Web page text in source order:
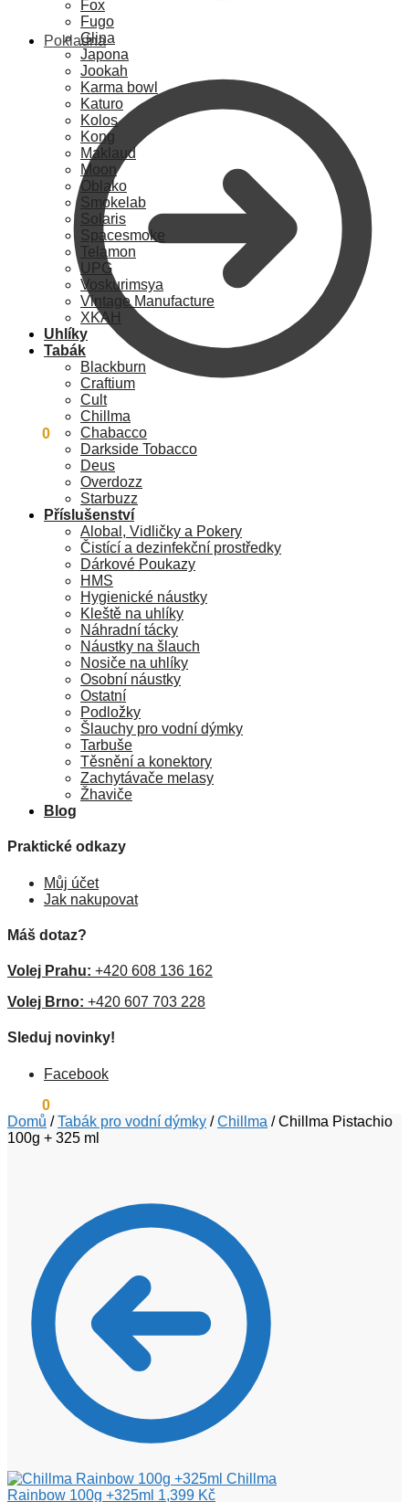
Pokladna
0
Fox
Fugo
Glina
Japona
Jookah
Karma bowl
Katuro
Kolos
Kong
Maklaud
Moon
Oblako
Smokelab
Solaris
Spacesmoke
Telamon
UPG
Voskurimsya
Vintage Manufacture
XKAH
Uhlíky
Tabák
Blackburn
Craftium
Cult
Chillma
Chabacco
Darkside Tobacco
Deus
Overdozz
Starbuzz
Příslušenství
Alobal, Vidličky a Pokery
Čistící a dezinfekční prostředky
Dárkové Poukazy
HMS
Hygienické náustky
Kleště na uhlíky
Náhradní tácky
Náustky na šlauch
Nosiče na uhlíky
Osobní náustky
Ostatní
Podložky
Šlauchy pro vodní dýmky
Tarbuše
Těsnění a konektory
Zachytávače melasy
Žhaviče
Blog
Praktické odkazy
Můj účet
Jak nakupovat
Máš dotaz?
Volej Prahu: +420 608 136 162
Volej Brno: +420 607 703 228
Sleduj novinky!
Facebook
0
Domů /Tabák pro vodní dýmky /Chillma /Chillma Pistachio
100g + 325 ml
Chillma
Rainbow 100g +325ml 1,399 Kč